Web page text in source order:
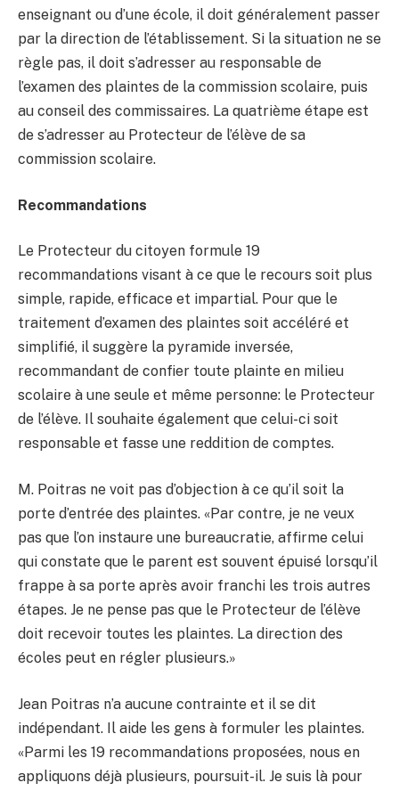
enseignant ou d’une école, il doit généralement passer
par la direction de l’établissement. Si la situation ne se
règle pas, il doit s’adresser au responsable de
l’examen des plaintes de la commission scolaire, puis
au conseil des commissaires. La quatrième étape est
de s’adresser au Protecteur de l’élève de sa
commission scolaire.
Recommandations
Le Protecteur du citoyen formule 19
recommandations visant à ce que le recours soit plus
simple, rapide, efficace et impartial. Pour que le
traitement d’examen des plaintes soit accéléré et
simplifié, il suggère la pyramide inversée,
recommandant de confier toute plainte en milieu
scolaire à une seule et même personne: le Protecteur
de l’élève. Il souhaite également que celui-ci soit
responsable et fasse une reddition de comptes.
M. Poitras ne voit pas d’objection à ce qu’il soit la
porte d’entrée des plaintes. «Par contre, je ne veux
pas que l’on instaure une bureaucratie, affirme celui
qui constate que le parent est souvent épuisé lorsqu’il
frappe à sa porte après avoir franchi les trois autres
étapes. Je ne pense pas que le Protecteur de l’élève
doit recevoir toutes les plaintes. La direction des
écoles peut en régler plusieurs.»
Jean Poitras n’a aucune contrainte et il se dit
indépendant. Il aide les gens à formuler les plaintes.
«Parmi les 19 recommandations proposées, nous en
appliquons déjà plusieurs, poursuit-il. Je suis là pour